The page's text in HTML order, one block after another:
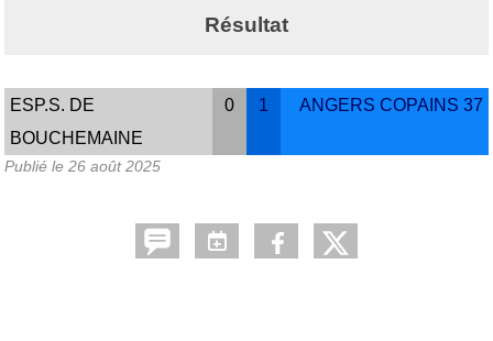
Résultat
ESP.S. DE
BOUCHEMAINE
0 1 ANGERS COPAINS 37
Publié le 26 août 2025